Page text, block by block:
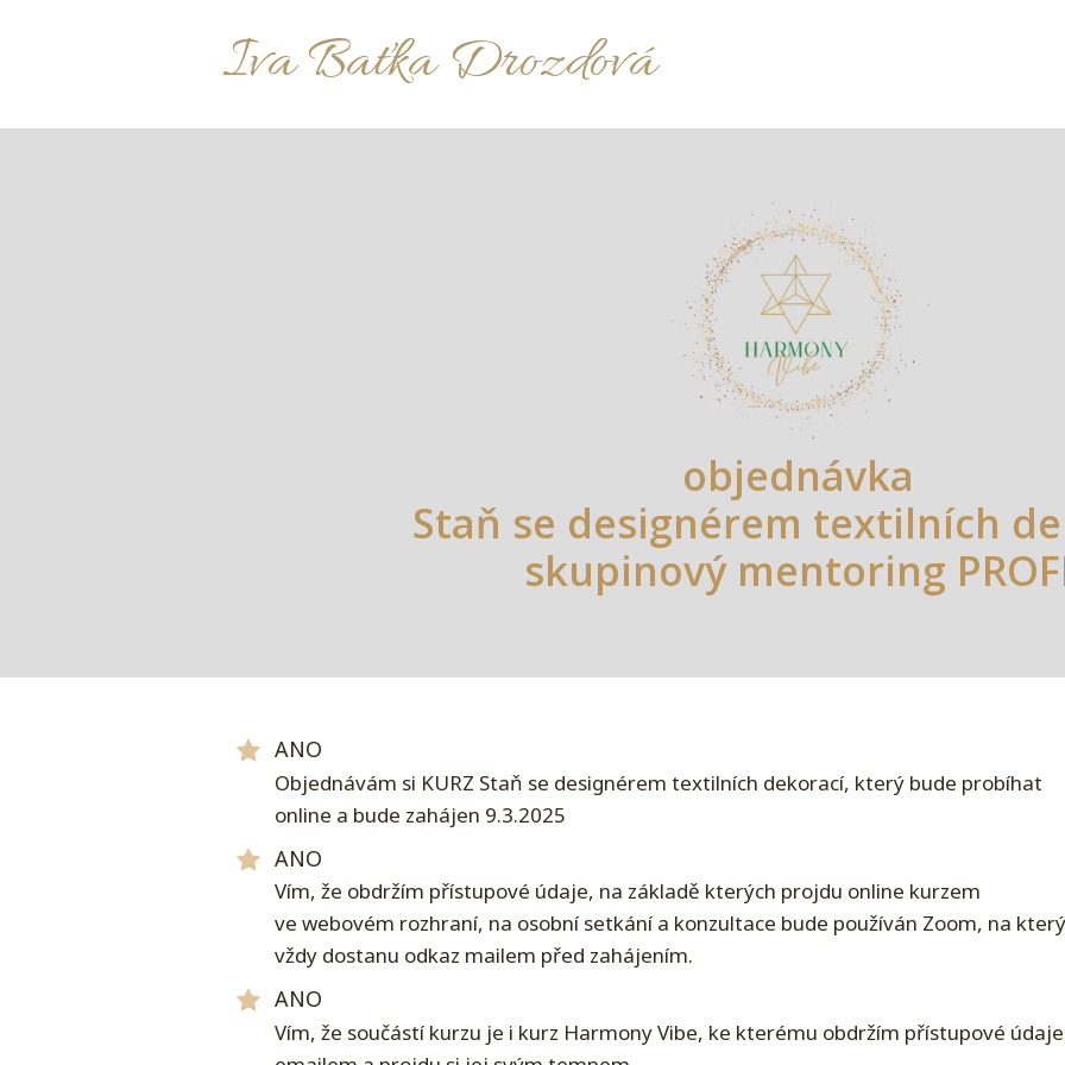
Iva Baťka Drozdová
objednávka
Staň se designérem textilních
skupinový mentoring
ANO
Objednávám si KURZ Staň se designérem textilních dekorací, který bude probíhat
online a bude zahájen 9.3.2025
ANO
Vím, že obdržím přístupové údaje, na základě kterých projdu online kurzem
ve webovém rozhraní, na osobní setkání a konzultace bude používán Zoom, na který
vždy dostanu odkaz mailem před zahájením.
ANO
Vím, že součástí kurzu je i kurz Harmony Vibe, ke kterému obdržím přístupové údaje